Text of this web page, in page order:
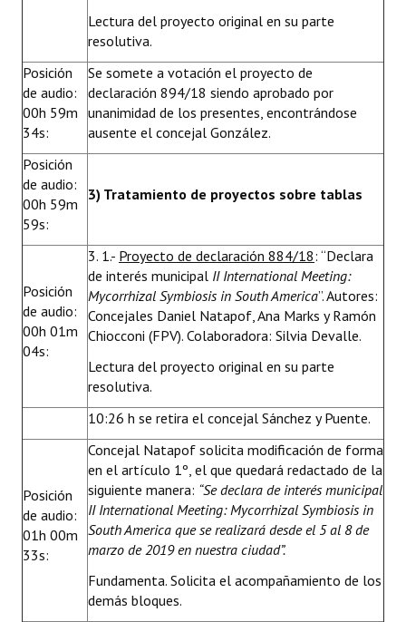
Lectura del proyecto original en su parte
resolutiva.
Posición
de audio:
00h 59m
34s:
Se somete a votación el proyecto de
declaración 894/18 siendo aprobado por
unanimidad de los presentes, encontrándose
ausente el concejal González.
Posición
de audio:
00h 59m
59s:
3) Tratamiento de proyectos sobre tablas
Posición
de audio:
00h 01m
04s:
3. 1.- Proyecto de declaración 884/18: “Declara
de interés municipal II International Meeting:
Mycorrhizal Symbiosis in South America”. Autores:
Concejales Daniel Natapof, Ana Marks y Ramón
Chiocconi (FPV). Colaboradora: Silvia Devalle.
Lectura del proyecto original en su parte
resolutiva.
10:26 h se retira el concejal Sánchez y Puente.
Posición
de audio:
01h 00m
33s:
Concejal Natapof solicita modificación de forma
en el artículo 1º, el que quedará redactado de la
siguiente manera: “Se declara de interés municipal
II International Meeting: Mycorrhizal Symbiosis in
South America que se realizará desde el 5 al 8 de
marzo de 2019 en nuestra ciudad”.
Fundamenta. Solicita el acompañamiento de los
demás bloques.